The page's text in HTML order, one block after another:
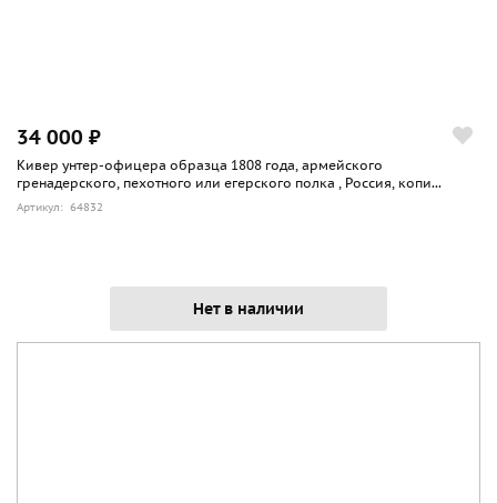
34 000 ₽
Кивер унтер-офицера образца 1808 года, армейского
гренадерского, пехотного или егерского полка , Россия, копи...
Артикул: 64832
Нет в наличии